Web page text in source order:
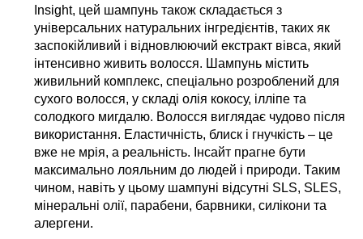
Insight, цей шампунь також складається з
універсальних натуральних інгредієнтів, таких як
заспокійливий і відновлюючий екстракт вівса, який
інтенсивно живить волосся. Шампунь містить
живильний комплекс, спеціально розроблений для
сухого волосся, у складі олія кокосу, ілліпе та
солодкого мигдалю. Волосся виглядає чудово після
використання. Еластичність, блиск і гнучкість – це
вже не мрія, а реальність. Інсайт прагне бути
максимально лояльним до людей і природи. Таким
чином, навіть у цьому шампуні відсутні SLS, SLES,
мінеральні олії, парабени, барвники, силікони та
алергени.